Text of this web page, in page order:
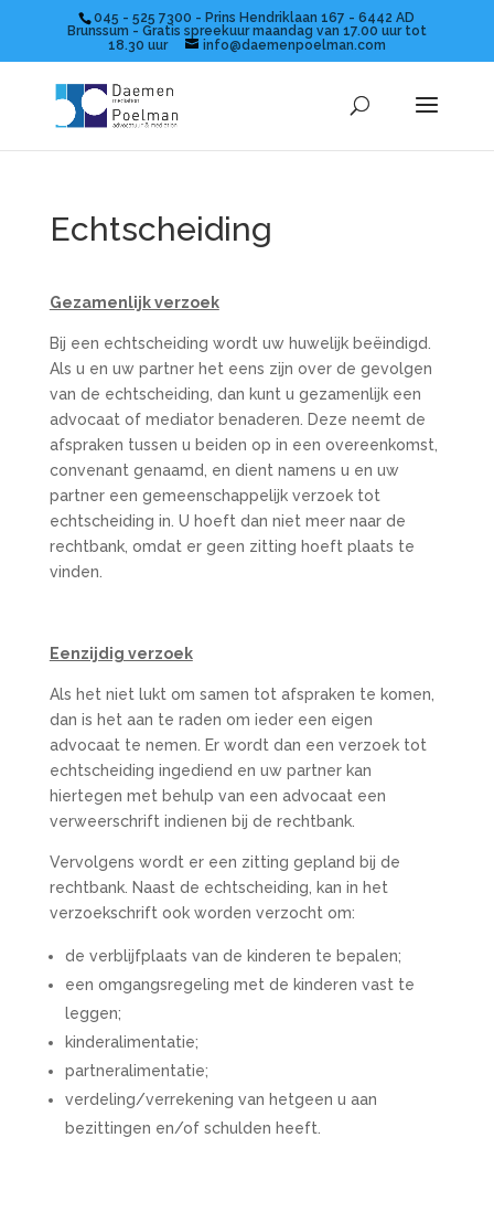
045 - 525 7300 - Prins Hendriklaan 167 - 6442 AD
Brunssum - Gratis spreekuur maandag van 17.00 uur tot
18.30 uur
info@daemenpoelman.com
Echtscheiding
Gezamenlijk verzoek
Bij een echtscheiding wordt uw huwelijk beëindigd.
Als u en uw partner het eens zijn over de gevolgen
van de echtscheiding, dan kunt u gezamenlijk een
advocaat of mediator benaderen. Deze neemt de
afspraken tussen u beiden op in een overeenkomst,
convenant genaamd, en dient namens u en uw
partner een gemeenschappelijk verzoek tot
echtscheiding in. U hoeft dan niet meer naar de
rechtbank, omdat er geen zitting hoeft plaats te
vinden.
Eenzijdig verzoek
Als het niet lukt om samen tot afspraken te komen,
dan is het aan te raden om ieder een eigen
advocaat te nemen. Er wordt dan een verzoek tot
echtscheiding ingediend en uw partner kan
hiertegen met behulp van een advocaat een
verweerschrift indienen bij de rechtbank.
Vervolgens wordt er een zitting gepland bij de
rechtbank. Naast de echtscheiding, kan in het
verzoekschrift ook worden verzocht om:
de verblijfplaats van de kinderen te bepalen;
een omgangsregeling met de kinderen vast te
leggen;
kinderalimentatie;
partneralimentatie;
verdeling/verrekening van hetgeen u aan
bezittingen en/of schulden heeft.